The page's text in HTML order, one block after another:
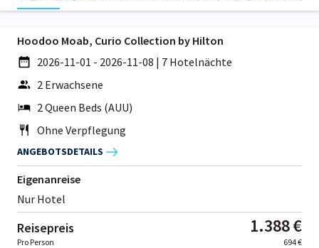
Hoodoo Moab, Curio Collection by Hilton
2026-11-01 - 2026-11-08 | 7 Hotelnächte
2 Erwachsene
2 Queen Beds (AUU)
Ohne Verpflegung
ANGEBOTSDETAILS
Eigenanreise
Nur Hotel
Reisepreis 1.388 €
Pro Person 694 €